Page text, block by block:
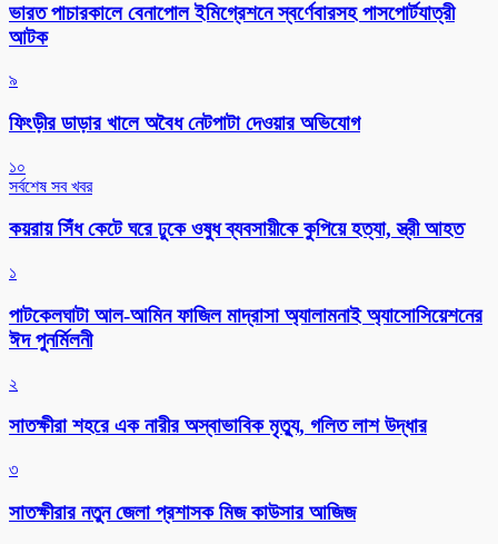
ভারত পাচারকালে বেনাপোল ইমিগ্রেশনে স্বর্ণেবারসহ পাসপোর্টযাত্রী
আটক
৯
ফিংড়ীর ডাড়ার খালে অবৈধ নেটপাটা দেওয়ার অভিযোগ
১০
সর্বশেষ সব খবর
কয়রায় সিঁধ কেটে ঘরে ঢুকে ওষুধ ব্যবসায়ীকে কুপিয়ে হত্যা, স্ত্রী আহত
১
পাটকেলঘাটা আল-আমিন ফাজিল মাদ্রাসা অ্যালামনাই অ্যাসোসিয়েশনের
ঈদ পুনর্মিলনী
২
সাতক্ষীরা শহরে এক নারীর অস্বাভাবিক মৃত্যু, গলিত লাশ উদ্ধার
৩
সাতক্ষীরার নতুন জেলা প্রশাসক মিজ কাউসার আজিজ